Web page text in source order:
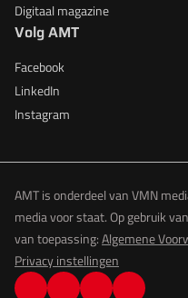
Digitaal magazine
Volg AMT
Facebook
LinkedIn
Instagram
AMT is onderdeel van VMN
media voor staat. Op gebruik
van toepassing:Algemene
Privacy instellingen